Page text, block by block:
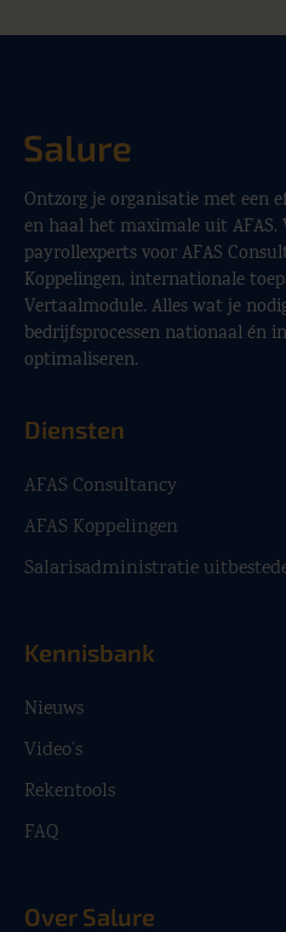
Ontzorg je organisatie met een
en haal het maximale uit AFAS.
payrollexperts voor AFAS
Koppelingen, internationale
Vertaalmodule. Alles wat je
bedrijfsprocessen nationaal én
optimaliseren.
Diensten
AFAS Consultancy
AFAS Koppelingen
Salarisadministratie
Kennisbank
Nieuws
Video’s
Rekentools
FAQ
Over Salure